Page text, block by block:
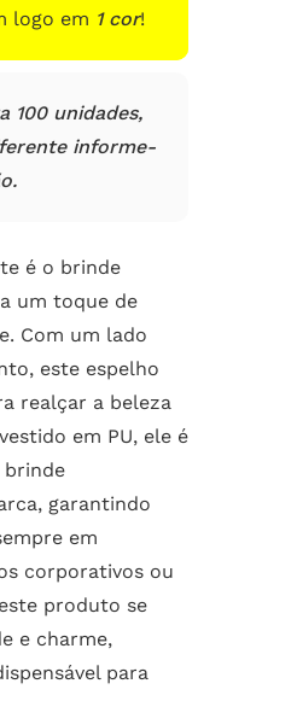
logo em 1 cor!
100 unidades,
informe-
é o brinde
um toque de
Com um lado
este espelho
realçar a beleza
em PU, ele é
brinde
garantindo
em
corporativos ou
produto se
e charme,
para